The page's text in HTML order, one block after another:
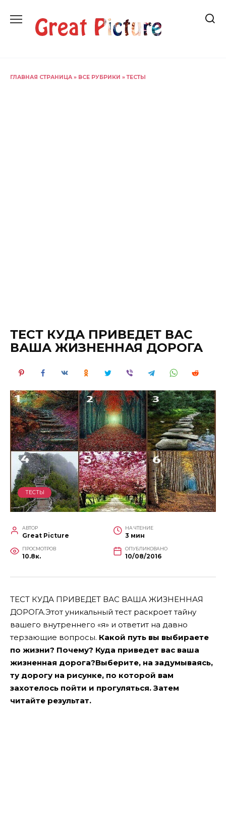
содержанию
ГЛАВНАЯ СТРАНИЦА » ВСЕ РУБРИКИ »ТЕСТЫ
ТЕСТ КУДА ПРИВЕДЕТ ВАС
ВАША ЖИЗНЕННАЯ ДОРОГА
ТЕСТЫ
АВТОР
Great Picture
НА ЧТЕНИЕ
3 мин
ПРОСМОТРОВ
10.8к.
ОПУБЛИКОВАНО
10/08/2016
ТЕСТ КУДА ПРИВЕДЕТ ВАС ВАША ЖИЗНЕННАЯ
ДОРОГА.Этот уникальный тест раскроет тайну
вашего внутреннего «я» и ответит на давно
терзающие вопросы. Какой путь вы выбираете
по жизни? Почему? Куда приведет вас ваша
жизненная дорога?Выберите, на задумываясь,
ту дорогу на рисунке, по которой вам
захотелось пойти и прогуляться. Затем
читайте результат.